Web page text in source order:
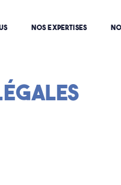
NOS EXPERTISES